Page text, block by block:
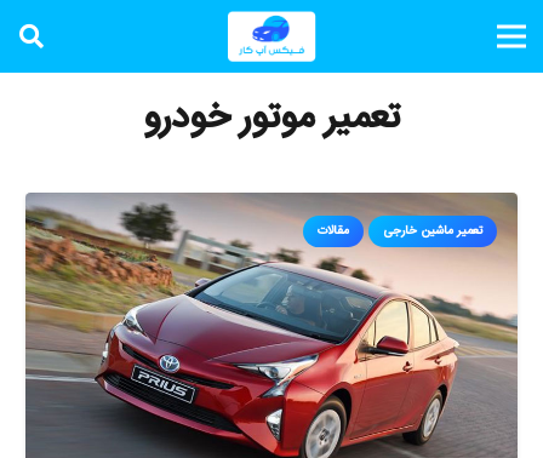
تعمیر موتور خودرو
تعمیر ماشین خارجی مقالات